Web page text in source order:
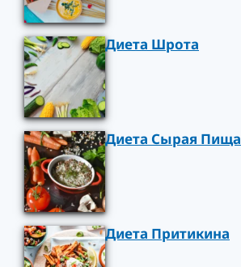
Диета Шрота
Диета Сырая Пища
Диета Притикина